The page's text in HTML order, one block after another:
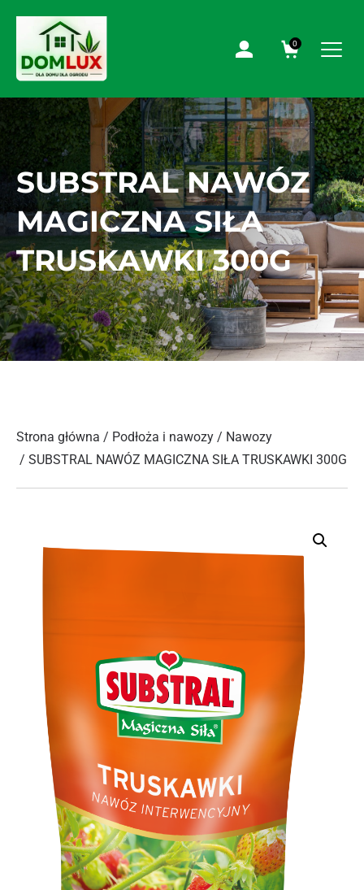
0
SUBSTRAL NAWÓZ
MAGICZNA SIŁA
TRUSKAWKI 300G
Strona główna / Podłoża i nawozy / Nawozy
/ SUBSTRAL NAWÓZ MAGICZNA SIŁA TRUSKAWKI 300G